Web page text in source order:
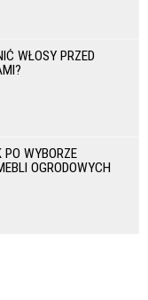
WŁOSY PRZED
PO WYBORZE
OGRODOWYCH